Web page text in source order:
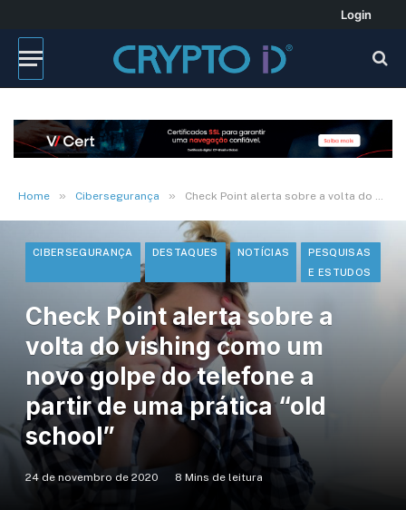
Login
Home » Cibersegurança » Check Point alerta sobre a volta do vishing como um novo golpe do telefone a partir de uma prática “old school”
CIBERSEGURANÇA DESTAQUES NOTÍCIAS
PESQUISAS
E ESTUDOS
Check Point alerta sobre a
volta do vishing como um
novo golpe do telefone a
partir de uma prática “old
school”
24 de novembro de 2020 8 Mins de leitura